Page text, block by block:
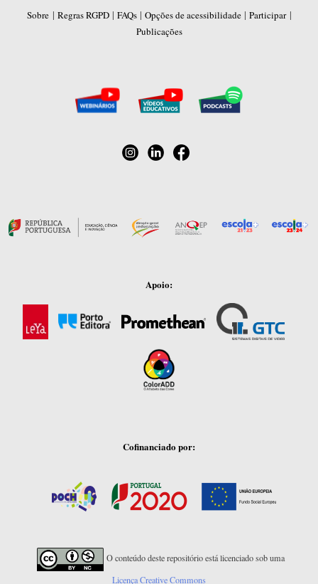
Sobre | Regras RGPD| FAQs| Opções de acessibilidade| Participar|
Publicações
Apoio:
Cofinanciado por:
O conteúdo deste repositório está licenciado sob uma
Licença Creative Commons